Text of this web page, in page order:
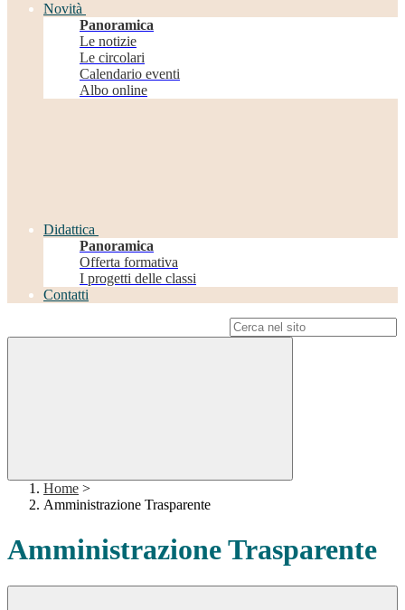
Novità
Panoramica
Le notizie
Le circolari
Calendario eventi
Albo online
Didattica
Panoramica
Offerta formativa
I progetti delle classi
Contatti
Home >
Amministrazione Trasparente
Amministrazione Trasparente